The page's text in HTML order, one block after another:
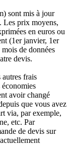
sont mis à jour
Les prix moyens,
en euros ou
(1er janvier, 1er
de données
devis.
frais
avoir changé
que vous avez
via, par exemple,
etc. Par
de devis sur